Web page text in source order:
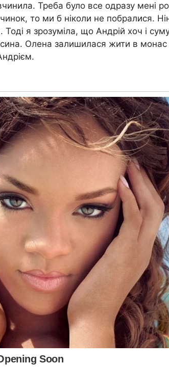
Треба було все одразу мені
то ми б ніколи не побралися.
я зрозуміла, що Андрій хоч і
Олена залишилася жити в монас